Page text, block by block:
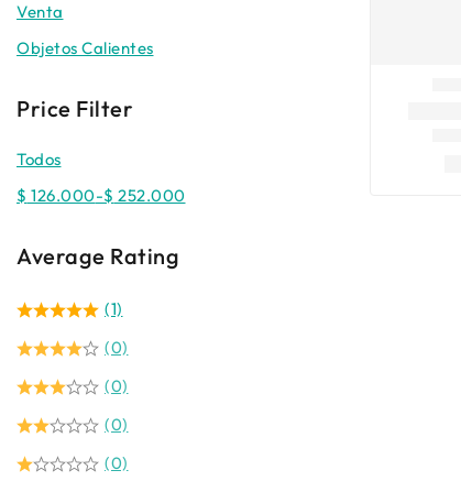
Venta
Objetos Calientes
Price Filter
Todos
$ 126.000-$ 252.000
Average Rating
(1)
(0)
(0)
(0)
(0)